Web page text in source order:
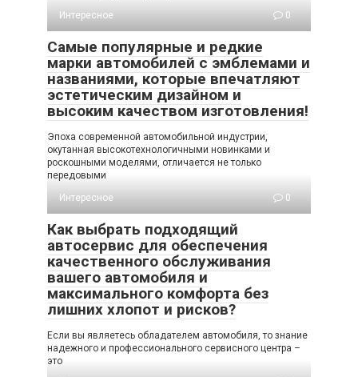
Интересное
0
Самые популярные и редкие
марки автомобилей с эмблемами и
названиями, которые впечатляют
эстетическим дизайном и
высоким качеством изготовления!
Эпоха современной автомобильной индустрии,
окутанная высокотехнологичными новинками и
роскошными моделями, отличается не только
передовыми
Интересное
0
Как выбрать подходящий
автосервис для обеспечения
качественного обслуживания
вашего автомобиля и
максимального комфорта без
лишних хлопот и рисков?
Если вы являетесь обладателем автомобиля, то знание
надежного и профессионального сервисного центра –
это